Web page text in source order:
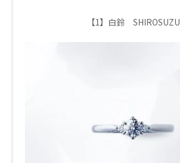
【1】白鈴 SHIROSUZU